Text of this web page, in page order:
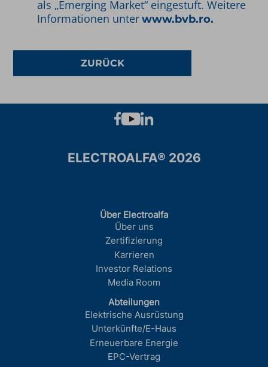
als „Emerging Market“ eingestuft. Weitere
Informationen unter www.bvb.ro.
ZURÜCK
ELECTROALFA® 2026
Über Electroalfa
Über uns
Zertifizierung
Karrieren
Investor Relations
Media Room
Abteilungen
Elektrische Ausrüstung
Unterkünfte/E-Haus
Erneuerbare Energie
EPC-Vertrag